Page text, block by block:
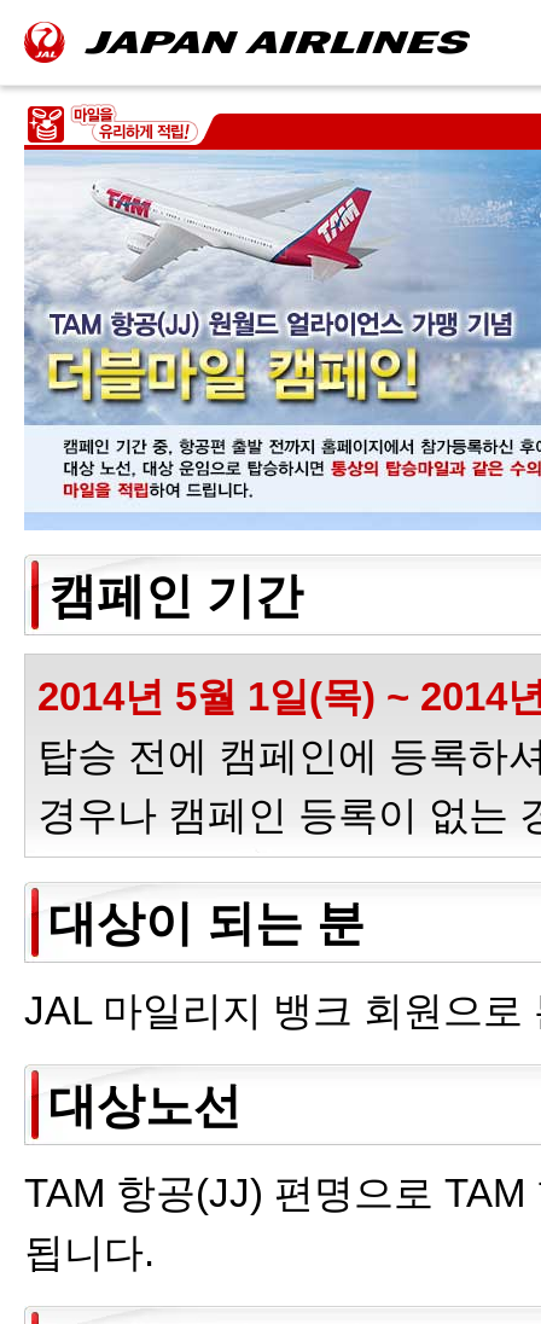
캠페인 기간
2014년 5월 1일(목) ~ 2014
탑승 전에 캠페인에 등록하
경우나 캠페인 등록이 없는
대상이 되는 분
JAL 마일리지 뱅크 회원으
대상노선
TAM 항공(JJ) 편명으로
됩니다.